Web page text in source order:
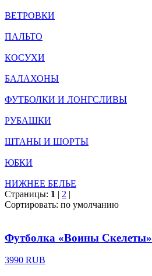
ВЕТРОВКИ
ПАЛЬТО
КОСУХИ
БАЛАХОНЫ
ФУТБОЛКИ И ЛОНГСЛИВЫ
РУБАШКИ
ШТАНЫ И ШОРТЫ
ЮБКИ
НИЖНЕЕ БЕЛЬЕ
Страницы: 1 | 2 |
Сортировать: по умолчанию
Футболка «Воины Скелеты»
3990 RUB